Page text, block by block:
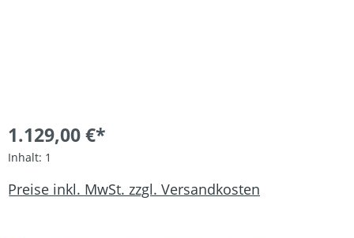
1.129,00 €*
Inhalt: 1
Preise inkl. MwSt. zzgl. Versandkosten